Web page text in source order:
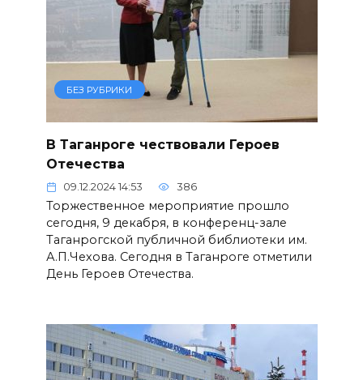
БЕЗ РУБРИКИ
В Таганроге чествовали Героев
Отечества
09.12.2024 14:53 386
Торжественное мероприятие прошло
сегодня, 9 декабря, в конференц-зале
Таганрогской публичной библиотеки им.
А.П.Чехова. Сегодня в Таганроге отметили
День Героев Отечества.